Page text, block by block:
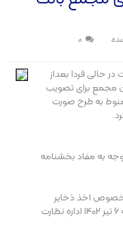
0
حالی فردا بعداز
مجمع برای تصویب
های مالی سال منتهی به اسفند ۱۴۰3 منوط به طرح صورت
به مفاد بخشنامه
خصوص اخذ ذخایر
مناسب در دوره گذار تعیین شده بر اساس نامه ۶ تیر ۱۴۰۲ اداره نظارت